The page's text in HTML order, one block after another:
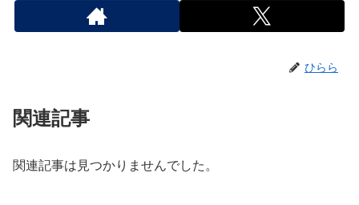
ひらら
関連記事
関連記事は見つかりませんでした。